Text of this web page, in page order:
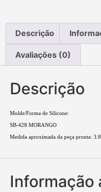
Descrição
Avaliações (0)
Descrição
Molde/Forma de Silicone:
SB-428 MORANGO
Medida aproximada da peça pronta:
Informação